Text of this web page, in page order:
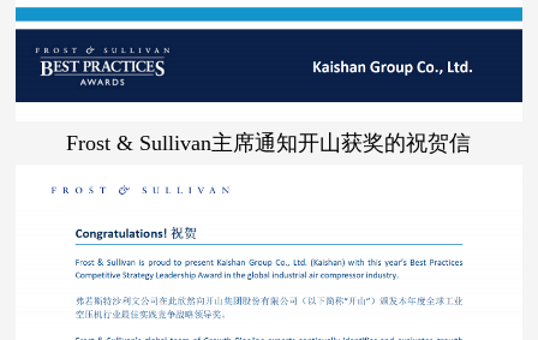
Frost & Sullivan主席通知开山获奖的祝贺信